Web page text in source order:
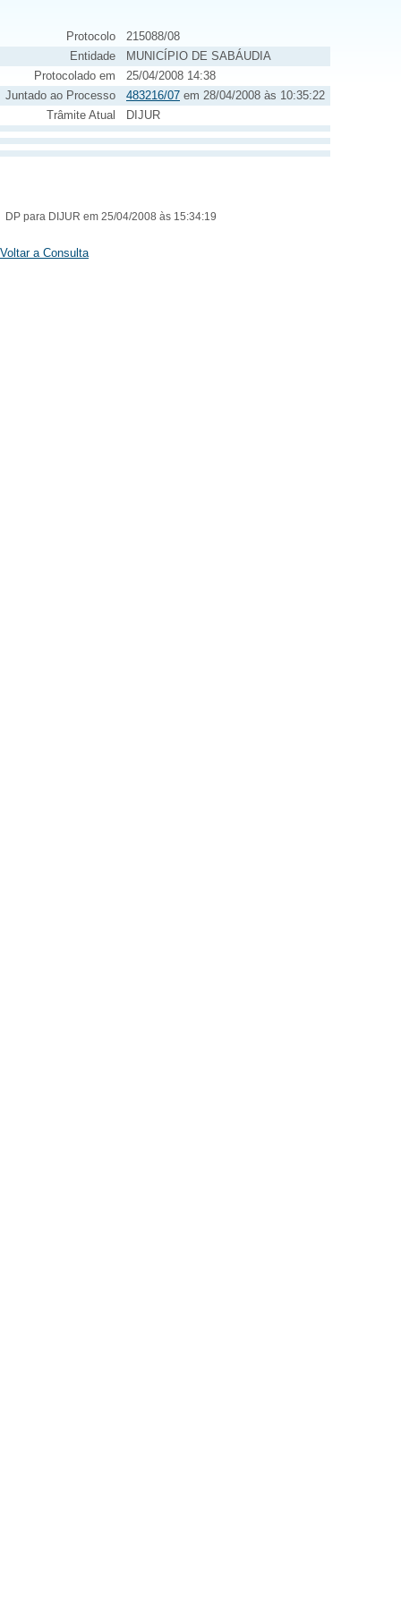
Protocolo
215088/08
Entidade
MUNICÍPIO DE SABÁUDIA
Protocolado em
25/04/2008 14:38
Juntado ao Processo
483216/07 em 28/04/2008 às 10:35:22
Trâmite Atual
DIJUR
DP para DIJUR em 25/04/2008 às 15:34:19
Voltar a Consulta